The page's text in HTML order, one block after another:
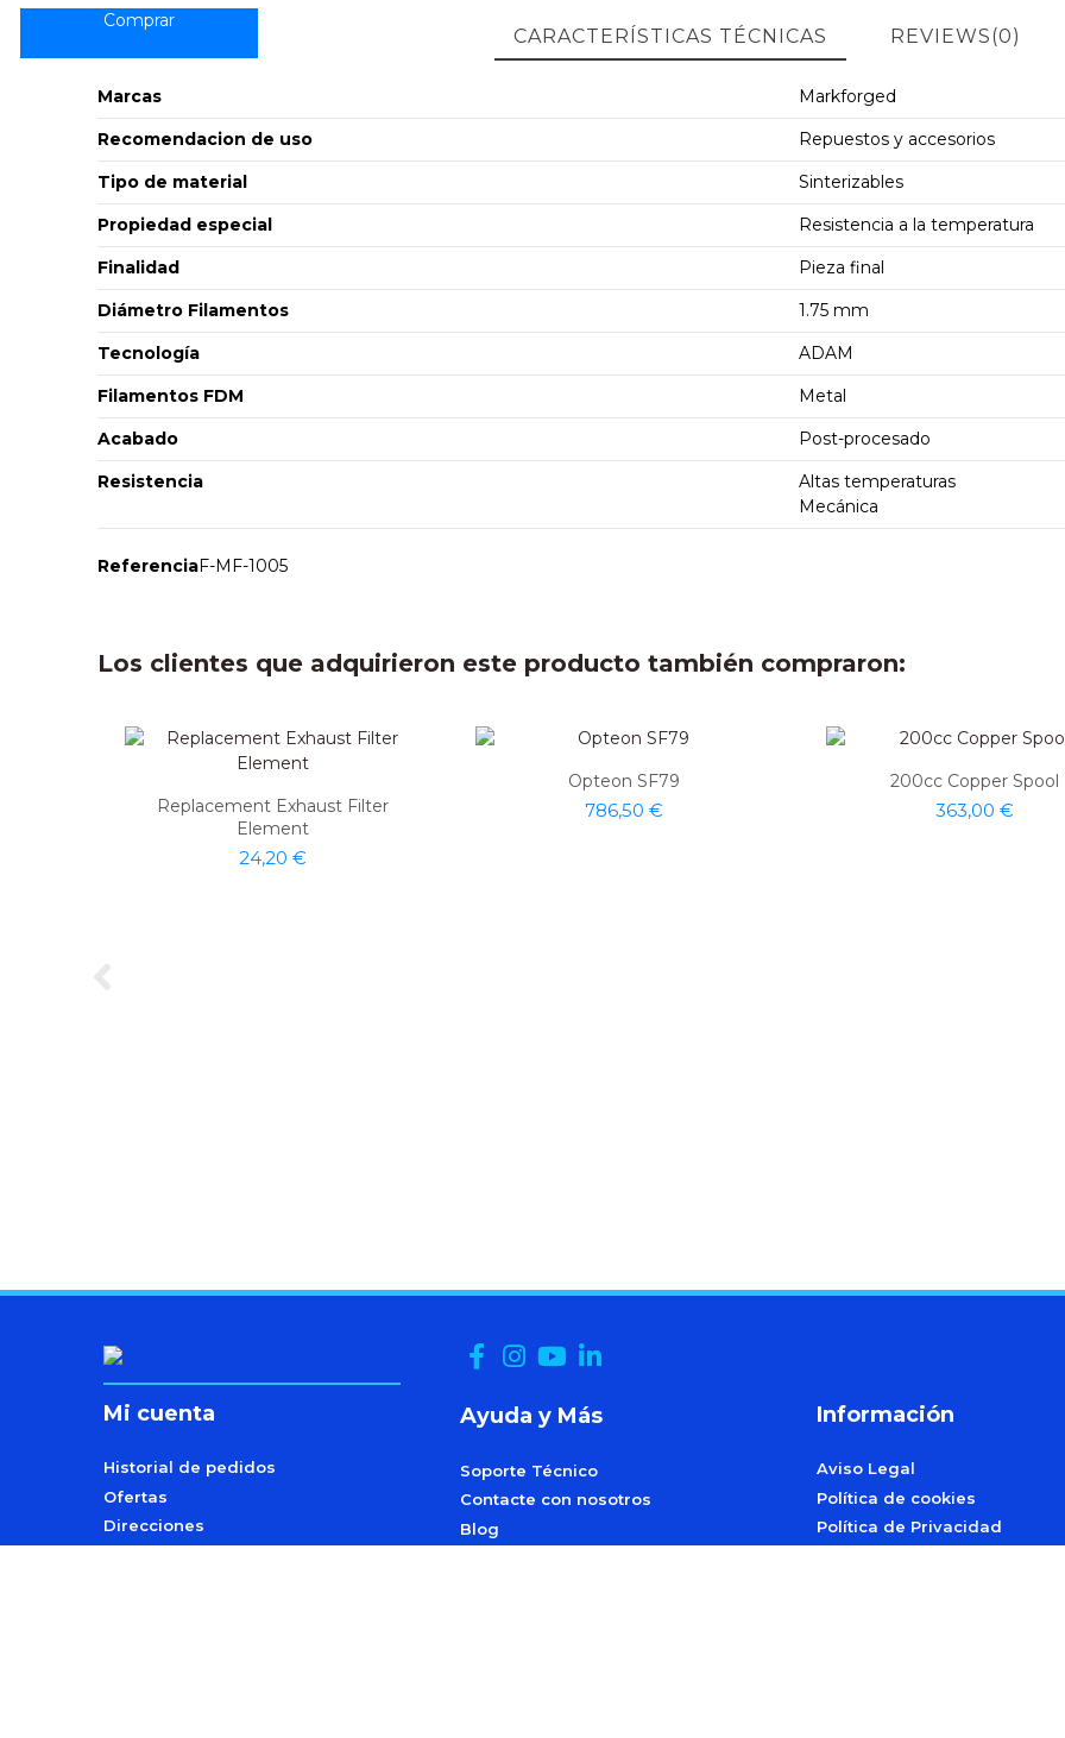
CARACTERÍSTICAS TÉCNICAS REVIEWS(0)
Marcas
Markforged
Recomendacion de uso
Repuestos y accesorios
Tipo de material
Sinterizables
Propiedad especial
Resistencia a la temperatura
Finalidad
Pieza final
Diámetro Filamentos
1.75 mm
Tecnología
ADAM
Filamentos FDM
Metal
Acabado
Post-procesado
Resistencia
Altas temperaturas
Mecánica
ReferenciaF-MF-1005
Los clientes que adquirieron este producto también compraron:
Replacement Exhaust Filter
Element
24,20 €
Opteon SF79
786,50 €
200cc Copper Spool
363,00 €
Mi cuenta
Historial de pedidos
Ofertas
Direcciones
Ayuda y Más
Soporte Técnico
Contacte con nosotros
Blog
Información
Aviso Legal
Política de cookies
Política de Privacidad